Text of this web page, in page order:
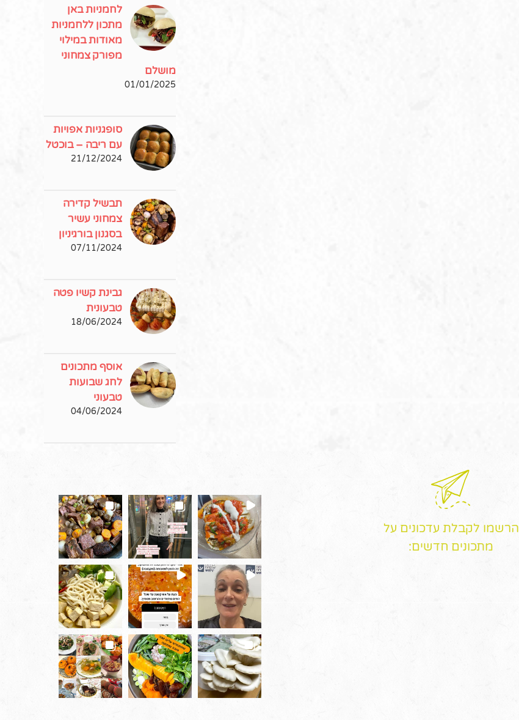
לחמניות באן
מתכון ללחמניות
מאודות במילוי
מפורק צמחוני
מושלם
01/01/2025
סופגניות אפויות
עם ריבה – בוכטל
21/12/2024
תבשיל קדירה
צמחוני עשיר
בסגנון בורגיניון
07/11/2024
גבינת קשיו פטה
טבעונית
18/06/2024
אוסף מתכונים
לחג שבועות
טבעוני
04/06/2024
הרשמו לקבלת עדכונים על
מתכונים חדשים: